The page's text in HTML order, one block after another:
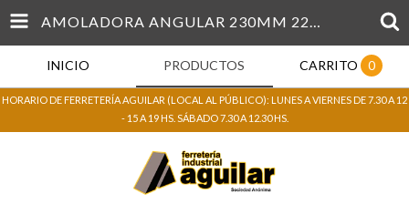
AMOLADORA ANGULAR 230MM 2200W DEWALT DWE490
INICIO PRODUCTOS CARRITO 0
HORARIO DE FERRETERÍA AGUILAR (LOCAL AL PÚBLICO): LUNES A VIERNES DE 7.30 A 12
- 15 A 19 HS. SÁBADO 7.30 A 12.30 HS.